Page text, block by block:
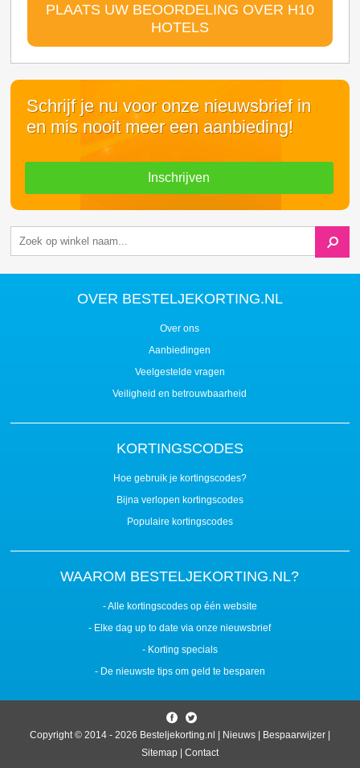
PLAATS UW BEOORDELING OVER H10
HOTELS
Schrijf je nu voor onze nieuwsbrief in
en mis nooit meer een aanbieding!
Inschrijven
OVER BESTELJEKORTING.NL
Over ons
Aanbiedingen
Veelgestelde vragen
Veiligheid en betrouwbaarheid
KORTINGSCODES
Hoe gebruik je kortingscodes?
Bijna verlopen kortingscodes
Populaire kortingscodes
WAAROM BESTELJEKORTING.NL?
- Alle kortingscodes op één website
- Elke dag up to date via onze nieuwsbrief
- Korting specials
- De nieuwste tips om geld te besparen
Copyright © 2014 - 2026 Besteljekorting.nl Nieuws| Bespaarwijzer|
Sitemap| Contact